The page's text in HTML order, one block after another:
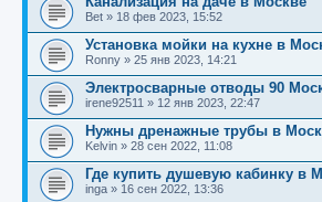
Bet » 18 фев 2023, 15:52
Установка мойки на кухне в
Ronny » 25 янв 2023, 14:21
Электросварные отводы 90
irene92511 » 12 янв 2023, 22:47
Нужны дренажные трубы в
Kelvin » 28 сен 2022, 11:08
Где купить душевую кабинку в
inga » 16 сен 2022, 13:36